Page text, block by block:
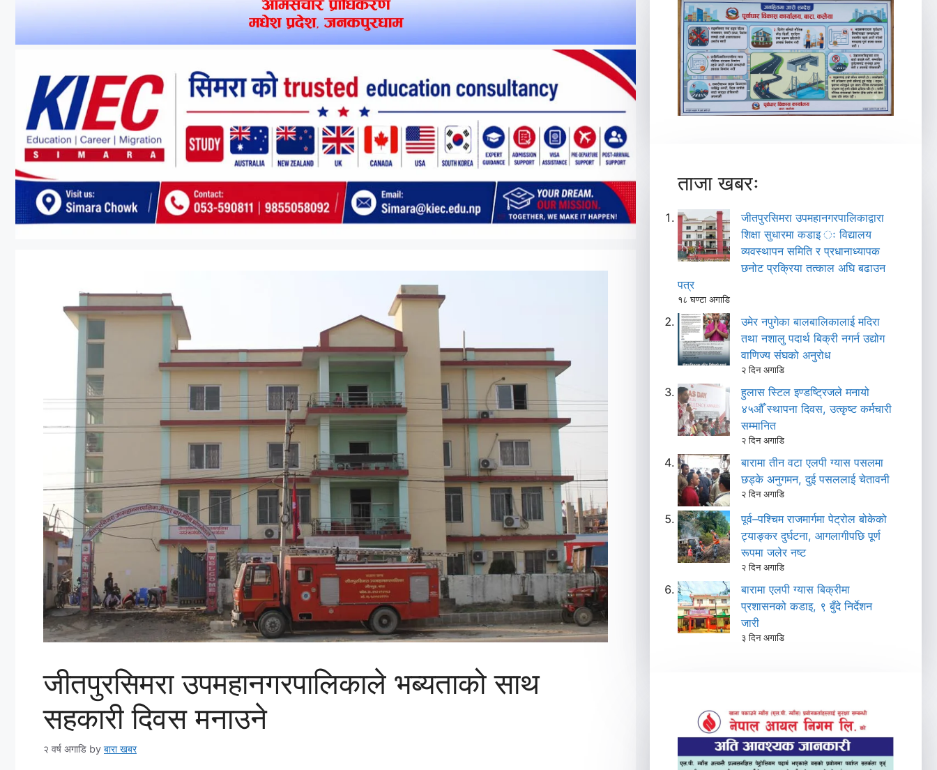
जीतपुरसिमरा उपमहानगरपालिकाले भब्यताको साथ
सहकारी दिवस मनाउने
२ वर्ष अगाडि by बारा खबर
ताजा खबरः
जीतपुरसिमरा उपमहानगरपालिकाद्वारा
शिक्षा सुधारमा कडाइ ः विद्यालय
व्यवस्थापन समिति र प्रधानाध्यापक
छनोट प्रक्रिया तत्काल अघि बढाउन
पत्र
१८ घण्टा अगाडि
उमेर नपुगेका बालबालिकालाई मदिरा
तथा नशालु पदार्थ बिक्री नगर्न उद्योग
वाणिज्य संघको अनुरोध
२ दिन अगाडि
हुलास स्टिल इण्डष्ट्रिजले मनायो
४५औँ स्थापना दिवस, उत्कृष्ट कर्मचारी
सम्मानित
२ दिन अगाडि
बारामा तीन वटा एलपी ग्यास पसलमा
छड्के अनुगमन, दुई पसललाई चेतावनी
२ दिन अगाडि
पूर्व–पश्चिम राजमार्गमा पेट्रोल बोकेको
ट्याङ्कर दुर्घटना, आगलागीपछि पूर्ण
रूपमा जलेर नष्ट
२ दिन अगाडि
बारामा एलपी ग्यास बिक्रीमा
प्रशासनको कडाइ, ९ बुँदे निर्देशन
जारी
३ दिन अगाडि